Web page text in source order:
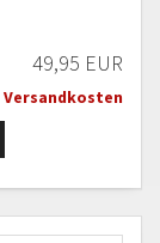
49,95 EUR
Versandkosten